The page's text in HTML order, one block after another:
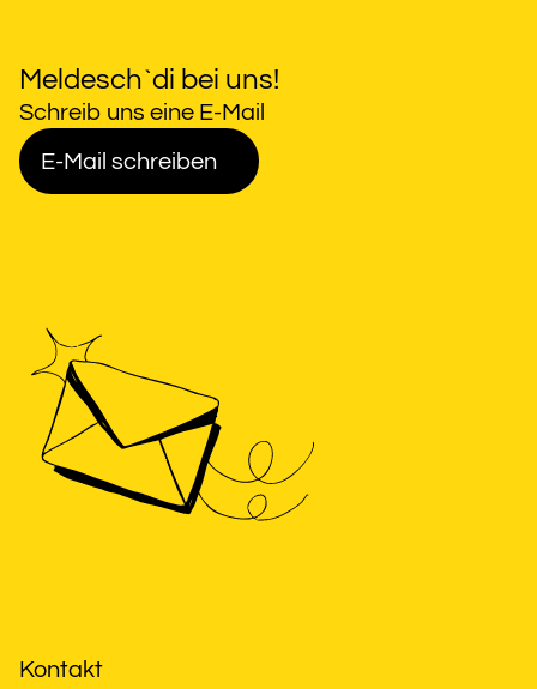
Meldesch`di bei uns!
Schreib uns eine E-Mail
E-Mail schreiben
Kontakt